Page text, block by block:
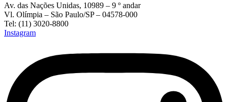
Av. das Nações Unidas, 10989 – 9 º andar
Vl. Olímpia – São Paulo/SP – 04578-000
Tel: (11) 3020-8800
Instagram